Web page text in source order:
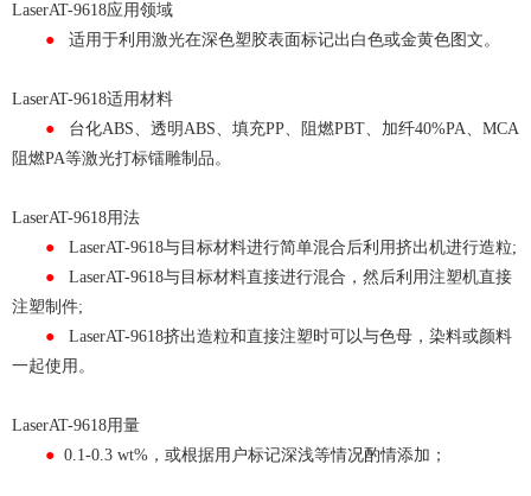
LaserAT-9618应用领域
● 适用于利用激光在深色塑胶表面标记出白色或金黄色图文。
LaserAT-9618适用材料
● 台化ABS、透明ABS、填充PP、阻燃PBT、加纤40%PA、MCA
阻燃PA等激光打标镭雕制品。
LaserAT-9618用法
● LaserAT-9618与目标材料进行简单混合后利用挤出机进行造粒;
● LaserAT-9618与目标材料直接进行混合，然后利用注塑机直接
注塑制件;
● LaserAT-9618挤出造粒和直接注塑时可以与色母，染料或颜料
一起使用。
LaserAT-9618用量
● 0.1-0.3 wt%，或根据用户标记深浅等情况酌情添加；